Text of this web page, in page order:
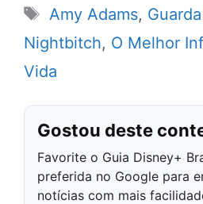
Tags
Amy Adams,
Nightbitch, O Melhor
Vida
Gostou deste
Favorite o Guia Disney+
preferida no Google para
notícias com mais